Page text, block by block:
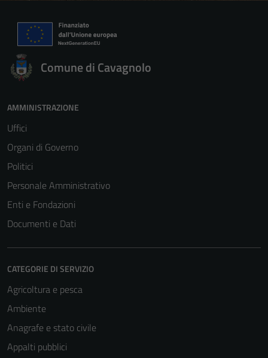
Comune di Cavagnolo
AMMINISTRAZIONE
Uffici
Organi di Governo
Politici
Personale Amministrativo
Enti e Fondazioni
Documenti e Dati
CATEGORIE DI SERVIZIO
Agricoltura e pesca
Ambiente
Anagrafe e stato civile
Appalti pubblici